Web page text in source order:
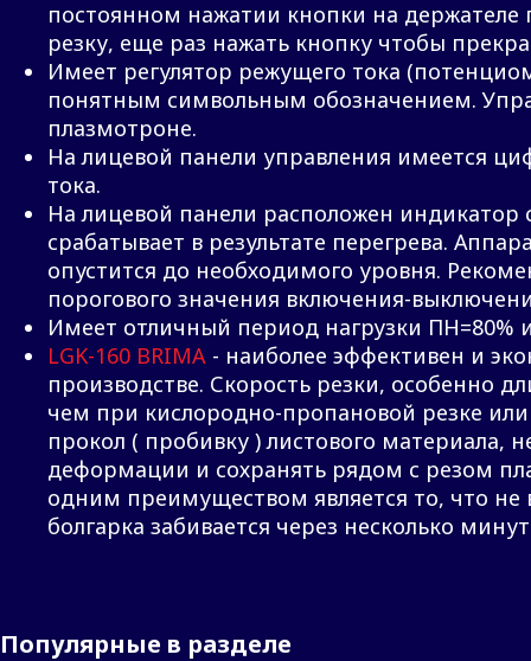
постоянном нажатии кнопки на держателе
резку, еще раз нажать кнопку чтобы
Имеет регулятор режущего тока
понятным символьным обозначением.
плазмотроне.
На лицевой панели управления имеется
тока.
На лицевой панели расположен
срабатывает в результате перегрева.
опустится до необходимого уровня.
порогового значения включения-
Имеет отличный период нагрузки ПН=80%
LGK-160 BRIMA - наиболее эффективен и
производстве. Скорость резки, особенно
чем при кислородно-пропановой резке или
прокол ( пробивку ) листового материала,
деформации и сохранять рядом с резом
одним преимуществом является то, что не
болгарка забивается через несколько
Популярные в разделе